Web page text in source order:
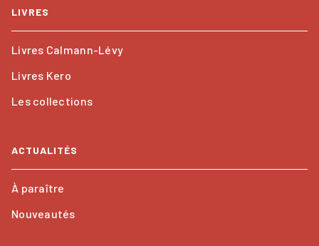
LIVRES
Livres Calmann-Lévy
Livres Kero
Les collections
ACTUALITÉS
À paraître
Nouveautés